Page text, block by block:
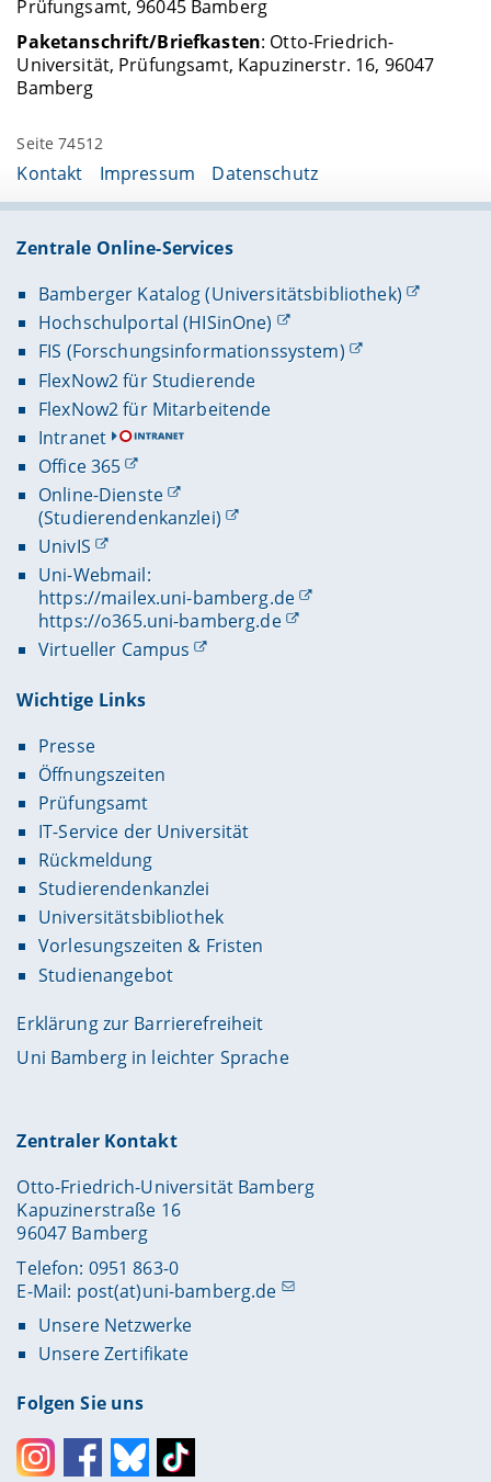
Prüfungsamt, 96045 Bamberg
Paketanschrift/Briefkasten: Otto-Friedrich-
Universität, Prüfungsamt, Kapuzinerstr. 16, 96047
Bamberg
Seite 74512
Kontakt Impressum Datenschutz
Zentrale Online-Services
Bamberger Katalog (Universitätsbibliothek)
Hochschulportal (HISinOne)
FIS (Forschungsinformationssystem)
FlexNow2 für Studierende
FlexNow2 für Mitarbeitende
Intranet
Office 365
Online-Dienste
(Studierendenkanzlei)
UnivIS
Uni-Webmail:
https://mailex.uni-bamberg.de
https://o365.uni-bamberg.de
Virtueller Campus
Wichtige Links
Presse
Öffnungszeiten
Prüfungsamt
IT-Service der Universität
Rückmeldung
Studierendenkanzlei
Universitätsbibliothek
Vorlesungszeiten & Fristen
Studienangebot
Erklärung zur Barrierefreiheit
Uni Bamberg in leichter Sprache
Zentraler Kontakt
Otto-Friedrich-Universität Bamberg
Kapuzinerstraße 16
96047 Bamberg
Telefon: 0951 863-0
E-Mail: post(at)uni-bamberg.de
Unsere Netzwerke
Unsere Zertifikate
Folgen Sie uns